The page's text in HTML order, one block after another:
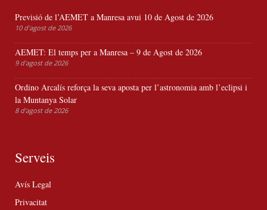
Previsió de l’AEMET a Manresa avui 10 de Agost de 2026
10 d'agost de 2026
AEMET: El temps per a Manresa – 9 de Agost de 2026
9 d'agost de 2026
Ordino Arcalís reforça la seva aposta per l’astronomia amb l’eclipsi i
la Muntanya Solar
8 d'agost de 2026
Serveis
Avís Legal
Privacitat